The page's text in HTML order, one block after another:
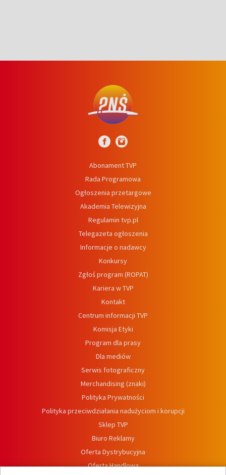
Abonament TVP
Rada Programowa
Ogłoszenia przetargowe
Akademia Telewizyjna
Regulamin tvp.pl
Telegazeta ogłoszenia
Informacje o nadawcy
Konkursy
Zgłoś program (ROPAT)
Kariera w TVP
Kontakt
Centrum informacji TVP
Komisja Etyki
Program dla prasy
Dla mediów
Serwis fotograficzny
Merchandising (znaki)
Polityka Prywatności
Polityka przeciwdziałania nadużyciom i korupcji
Sklep TVP
Biuro Reklamy
Oferta Dystrybucyjna
Oferta Handlowa